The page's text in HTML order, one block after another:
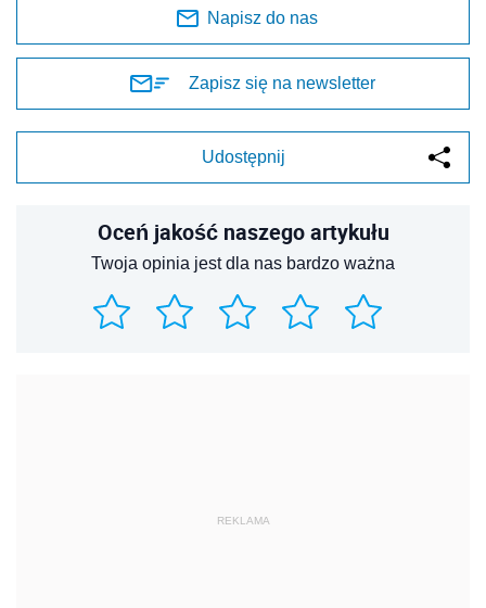
Napisz do nas
Zapisz się na newsletter
Udostępnij
Oceń jakość naszego artykułu
Twoja opinia jest dla nas bardzo ważna
REKLAMA